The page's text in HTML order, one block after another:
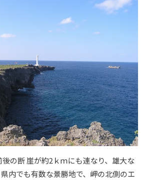
の断 崖が約2ｋｍにも連なり、雄大な
内でも有数な景勝地で、岬の北側のエ